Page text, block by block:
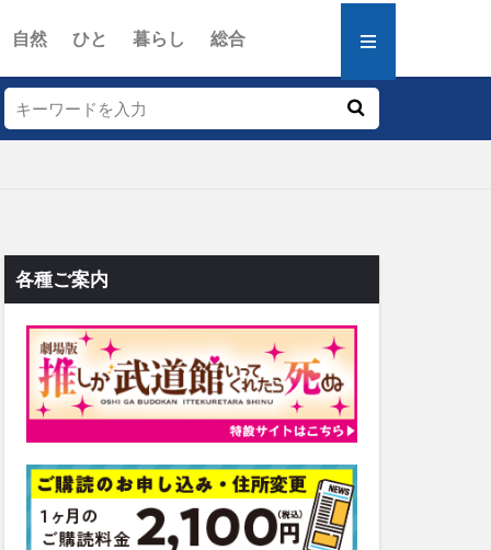
自然 ひと 暮らし 総合
各種ご案内